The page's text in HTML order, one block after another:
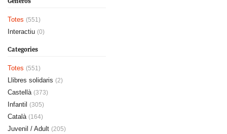
Totes (551)
Interactiu (0)
Categories
Totes (551)
Llibres solidaris (2)
Castellà (373)
Infantil (305)
Català (164)
Juvenil / Adult (205)